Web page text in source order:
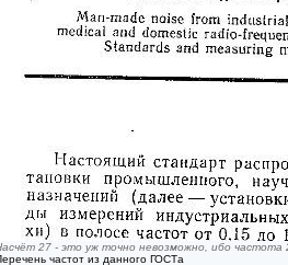
27 - это уж точно невозможно, ибо частота
частот из данного ГОСТа